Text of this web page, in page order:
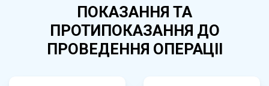
діагностичних чи лікувальних
внутрішньоматкових процедур. Бужування
може бути необхідним для відновлення
ПОКАЗАННЯ ТА
ПРОТИПОКАЗАННЯ ДО
ПРОВЕДЕННЯ ОПЕРАЦІІ